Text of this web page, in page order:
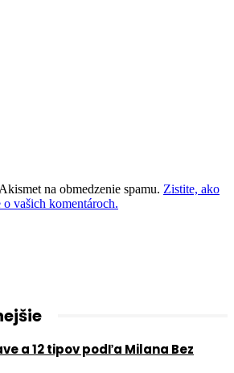
na obmedzenie spamu. Zistite, ako
o vašich komentároch.
a 12 tipov podľa Milana Bez